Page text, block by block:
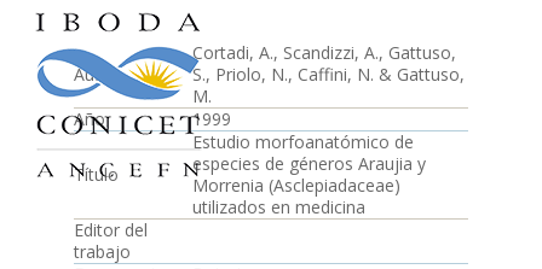
Autor
Cortadi, A., Scandizzi, A., Gattuso,
S., Priolo, N., Caffini, N. & Gattuso,
M.
Año
1999
Título
Estudio morfoanatómico de
especies de géneros Araujia y
Morrenia (Asclepiadaceae)
utilizados en medicina
Editor del
trabajo